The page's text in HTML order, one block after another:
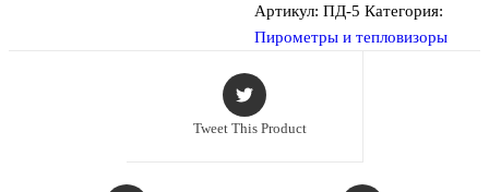
Артикул: ПД-5 Категория:
Пирометры и тепловизоры
Tweet This Product